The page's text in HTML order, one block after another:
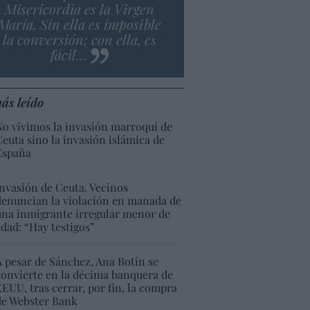
Misericordia es la Virgen
Sin ella es imposible
la conversión; con ella, es
fácil…
leído
vivimos la invasión marroquí de
sino la invasión islámica de
de Ceuta. Vecinos
la violación en manada de
inmigrante irregular menor de
“Hay testigos”
pesar de Sánchez, Ana Botín se
en la décima banquera de
tras cerrar, por fin, la compra
Webster Bank